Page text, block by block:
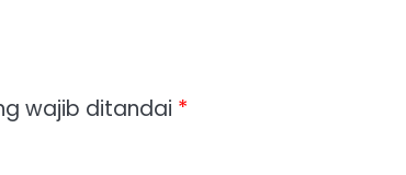
wajib ditandai *